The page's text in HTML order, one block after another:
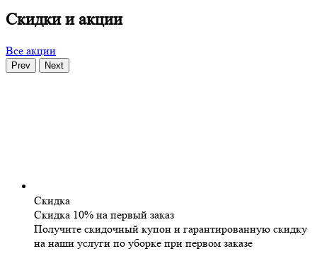
Скидки и акции
Все акции
Prev Next
Скидка
Скидка 10% на первый заказ
Получите скидочный купон и гарантированную скидку
на наши услуги по уборке при первом заказе